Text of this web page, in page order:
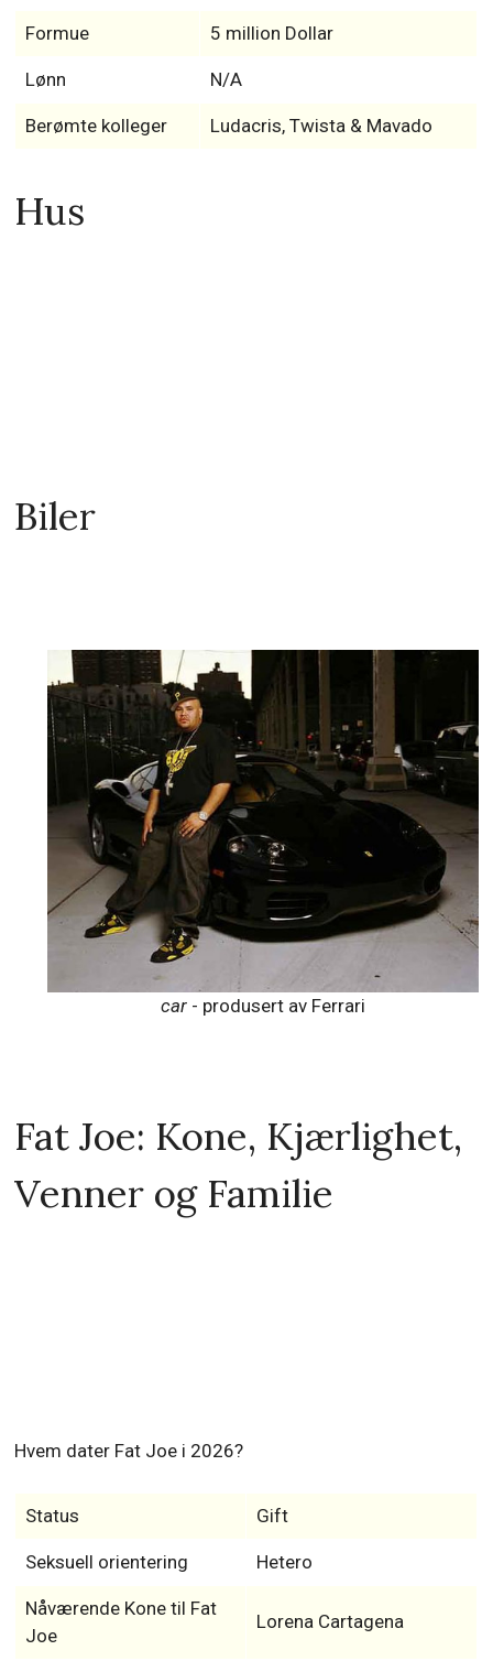
Formue 5 million Dollar
Lønn N/A
Berømte kolleger Ludacris, Twista & Mavado
Hus
Biler
car- produsert av Ferrari
Fat Joe: Kone, Kjærlighet,
Venner og Familie
Hvem dater Fat Joe i 2026?
Status Gift
Seksuell orientering Hetero
Nåværende Kone til Fat
Joe
Lorena Cartagena